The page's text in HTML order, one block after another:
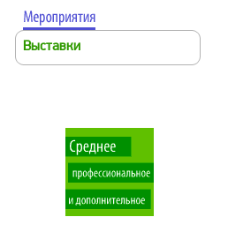
Выставки